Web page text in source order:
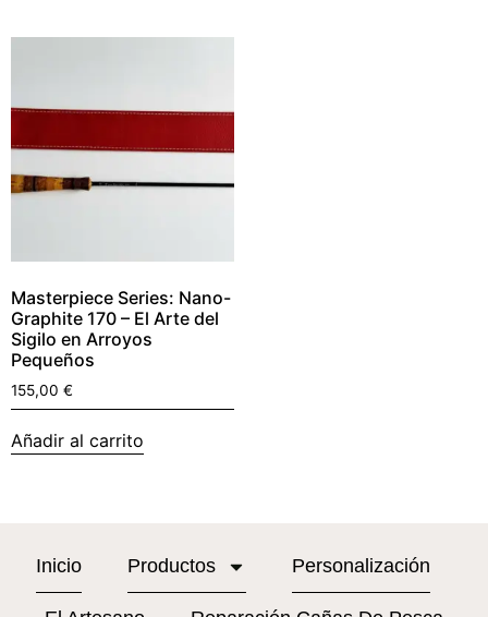
Masterpiece Series: Nano-
Graphite 170 – El Arte del
Sigilo en Arroyos
Pequeños
155,00 €
Añadir al carrito
Inicio Productos Personalización